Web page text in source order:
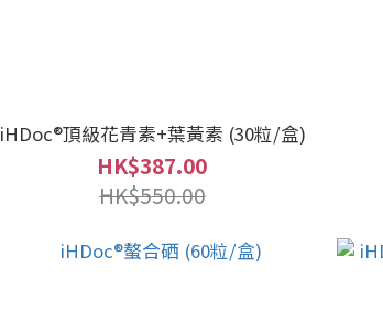
iHDoc®頂級花青素+葉黃素 (30粒/盒)
HK$387.00
HK$550.00